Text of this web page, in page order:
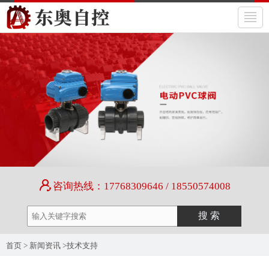
咨询热线：17768309646 / 18550574008
首页 > 新闻资讯 >技术支持